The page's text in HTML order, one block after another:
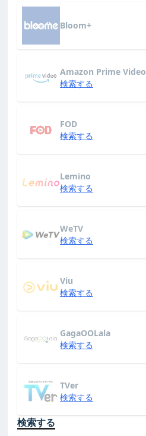
Bloom+
Amazon Prime Video
検索する
FOD
検索する
Lemino
検索する
WeTV
検索する
Viu
検索する
GagaOOLala
検索する
TVer
検索する
検索する